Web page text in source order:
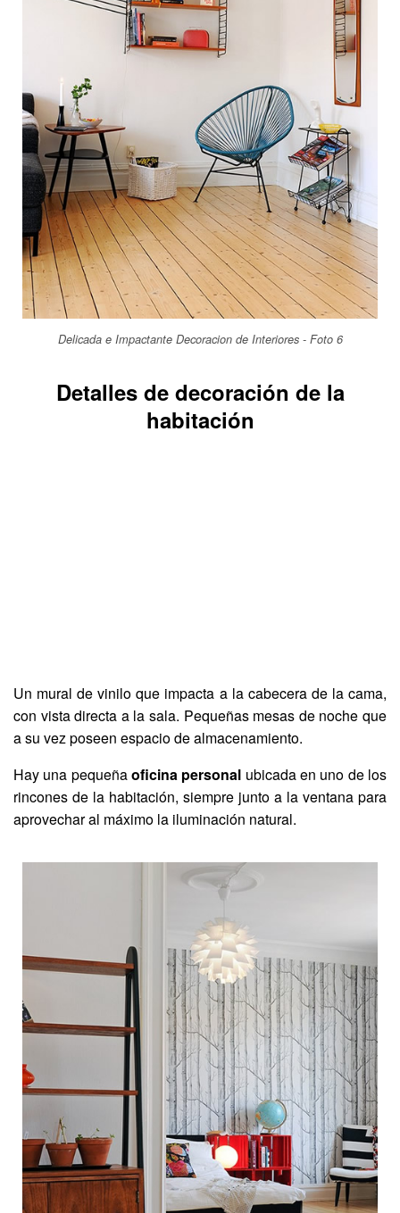
Delicada e Impactante Decoracion de Interiores - Foto 6
Detalles de decoración de la
habitación
Un mural de vinilo que impacta a la cabecera de la cama,
con vista directa a la sala. Pequeñas mesas de noche que
a su vez poseen espacio de almacenamiento.
Hay una pequeñaoficina personal ubicada en uno de los
rincones de la habitación, siempre junto a la ventana para
aprovechar al máximo la iluminación natural.